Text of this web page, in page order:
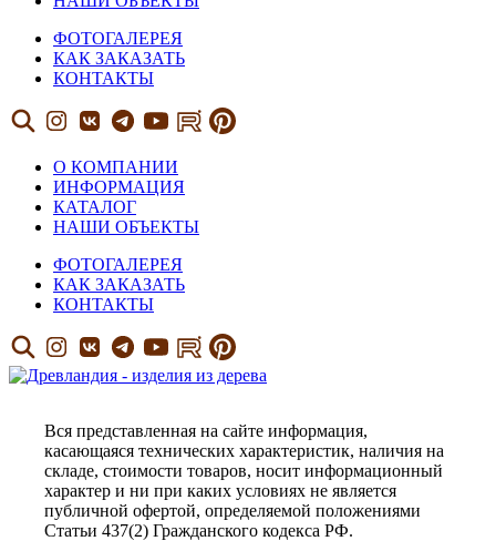
ФОТОГАЛЕРЕЯ
КАК ЗАКАЗАТЬ
КОНТАКТЫ
О КОМПАНИИ
ИНФОРМАЦИЯ
КАТАЛОГ
НАШИ ОБЪЕКТЫ
ФОТОГАЛЕРЕЯ
КАК ЗАКАЗАТЬ
КОНТАКТЫ
Вся представленная на сайте информация,
касающаяся технических характеристик, наличия на
складе, стоимости товаров, носит информационный
характер и ни при каких условиях не является
публичной офертой, определяемой положениями
Статьи 437(2) Гражданского кодекса РФ.